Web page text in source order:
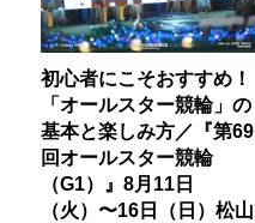
初心者にこそおすすめ！
「オールスター競輪」の
基本と楽しみ方／『第69
回オールスター競輪
（G1）』8月11日
（火）〜16日（日）松山